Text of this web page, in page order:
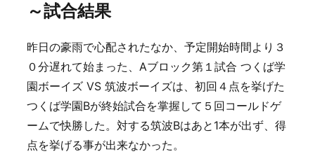
～試合結果
昨日の豪雨で心配されたなか、予定開始時間より３
０分遅れて始まった、Aブロック第１試合 つくば学
園ボーイズ VS 筑波ボーイズは、初回４点を挙げた
つくば学園Bが終始試合を掌握して５回コールドゲ
ームで快勝した。対する筑波Bはあと1本が出ず、得
点を挙げる事が出来なかった。